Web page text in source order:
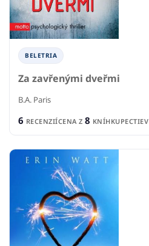
BELETRIA
Za zavřenými dveřmi
B.A. Paris
6 RECENZIÍCENA Z 8 KNÍHKUPECTIEV